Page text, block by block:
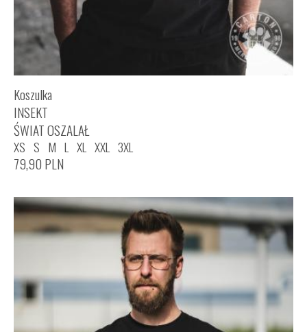
Koszulka
INSEKT
ŚWIAT OSZALAŁ
XS S M L XL XXL 3XL
79,90 PLN